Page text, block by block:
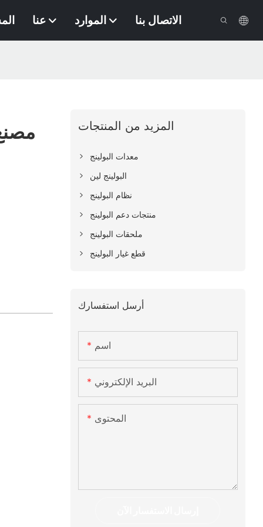
عنا الموارد الاتصال بنا
المزيد من المنتجات
معدات البولينج
البولينج لين
نظام البولينج
منتجات دعم البولينج
ملحقات البولينج
قطع غيار البولينج
أرسل استفسارك
اسم
البريد الإلكتروني
المحتوى